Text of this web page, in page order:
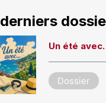
Un été
Dossier